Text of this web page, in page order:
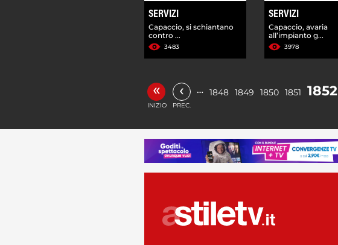
SERVIZI
Capaccio, si schiantano
contro ...
3483
SERVIZI
Capaccio, avaria
all’impianto g...
3978
«
INIZIO
‹
PREC.
… 1848 1849 1850 1851 1852